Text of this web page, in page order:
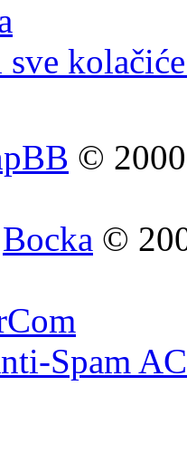
©
Bocka ©
Spam